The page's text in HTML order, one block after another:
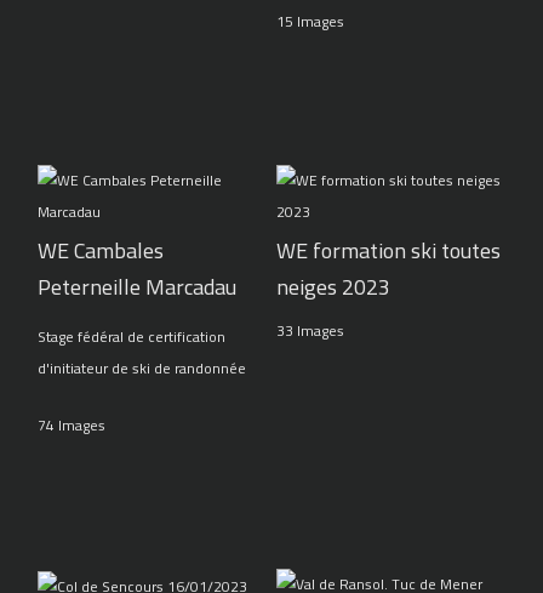
15 Images
WE Cambales
Peterneille Marcadau
Stage fédéral de certification
d'initiateur de ski de randonnée
74 Images
WE formation ski toutes
neiges 2023
33 Images